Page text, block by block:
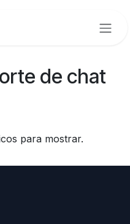
de chat
para mostrar.